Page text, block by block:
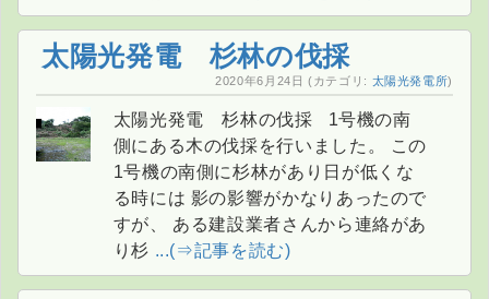
太陽光発電 杉林の伐採
2020年6月24日 (カテゴリ: 太陽光発電所)
太陽光発電 杉林の伐採 1号機の南
側にある木の伐採を行いました。 この
1号機の南側に杉林があり日が低くな
る時には 影の影響がかなりあったので
すが、 ある建設業者さんから連絡があ
り杉 ...(⇒記事を読む)